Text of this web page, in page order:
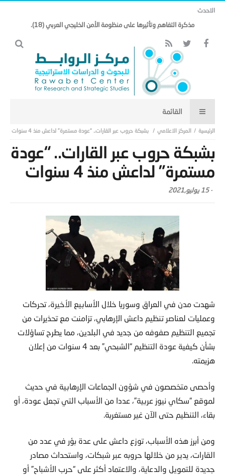
الاحدث
مذكرة التفاهم وتأثيرها على منظومة الأمن الخليجي العربي (18).
المركز الاعلامي بشبكة حروب عبر القارات.. “عودة مستمرة” لداعش منذ 4 سنوات
بشبكة حروب عبر القارات.. “عودة
مستمرة” لداعش منذ 4 سنوات
-15 يوليو,2021
شهدت مدن في العراق وسوريا خلال الأسابيع الأخيرة، تحركات
وعمليات لعناصر تنظيم داعش الإرهابي، تزامنت مع تحذيرات من
تجميع التنظيم صفوفه من جديد في البلدين، مما يطرح تساؤلات
بشأن كيفية عودة التنظيم “الشبحي” بعد 4 سنوات من إعلان
هزيمته.
وأحصى متخصصون في شؤون الجماعات الإرهابية في حديث
لموقع “سكاي نيوز عربية”، عددا من الأسباب التي تجعل عودة، أو
بقاء، التنظيم حتى الآن غير مستغربة.
ومن أبرز هذه الأسباب، توزع داعش على عدة بؤر في عدد من
القارات، يدير من خلالها حروبه عبر شبكات، واستحداث مصادر
جديدة للتمويل والدعاية، والاعتماد أكثر على “حرب الأشباح” أو